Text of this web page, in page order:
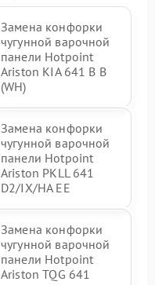
Замена конфорки
чугунной варочной
панели Hotpoint
Ariston KIA 641 B B
(WH)
Замена конфорки
чугунной варочной
панели Hotpoint
Ariston PKLL 641
D2/IX/HA EE
Замена конфорки
чугунной варочной
панели Hotpoint
Ariston TQG 641